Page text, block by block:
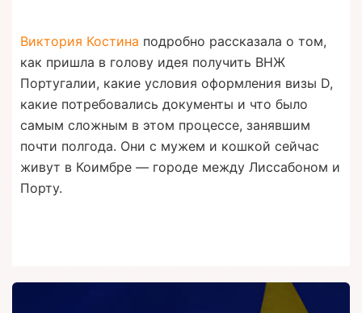
Виктория Костина подробно рассказала о том,
как пришла в голову идея получить ВНЖ
Португалии, какие условия оформления визы D,
какие потребовались документы и что было
самым сложным в этом процессе, занявшим
почти полгода. Они с мужем и кошкой сейчас
живут в Коимбре — городе между Лиссабоном и
Порту.